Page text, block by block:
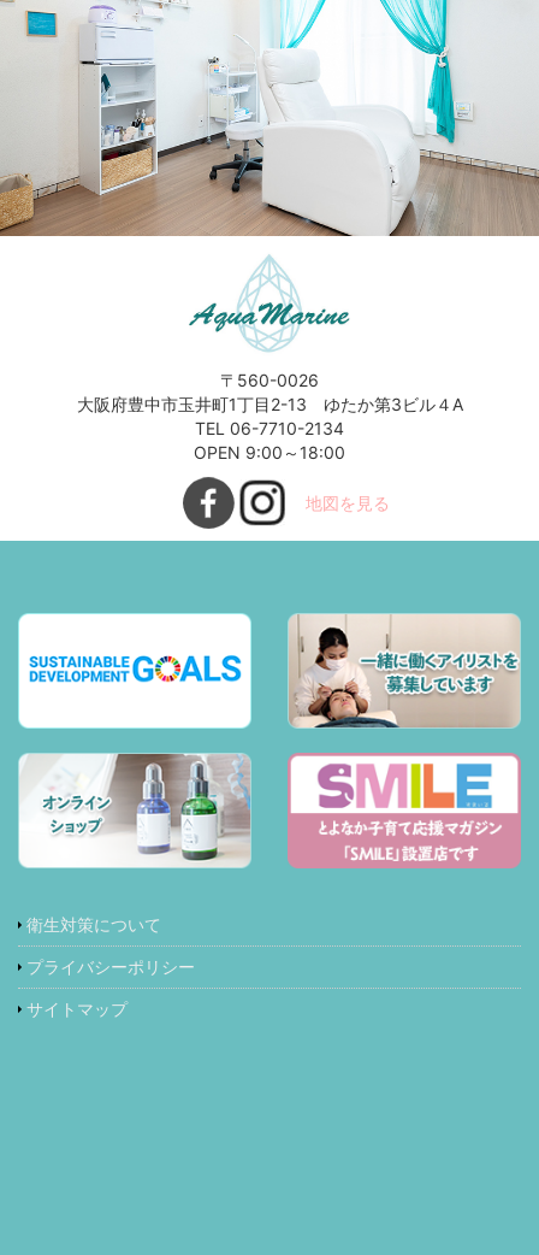
〒560-0026
大阪府豊中市玉井町1丁目2-13 ゆたか第3ビル４A
TEL 06-7710-2134
OPEN 9:00～18:00
地図を見る
衛生対策について
プライバシーポリシー
サイトマップ